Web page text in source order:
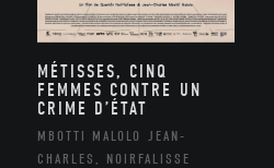
MÉTISSES, CINQ
FEMMES CONTRE UN
CRIME D’ÉTAT
MBOTTI MALOLO JEAN-
CHARLES, NOIRFALISSE